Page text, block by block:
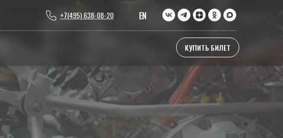
КУПИТЬ БИЛЕТ
+7(495) 638-08-20 EN